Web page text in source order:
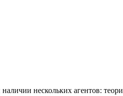
нескольких агентов: